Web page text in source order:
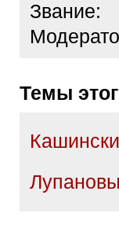
Звание:
Темы
Лупановы